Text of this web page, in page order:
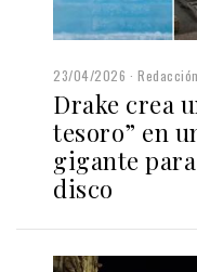
23/04/2026 Redacción
Drake crea
tesoro” en
gigante
disco